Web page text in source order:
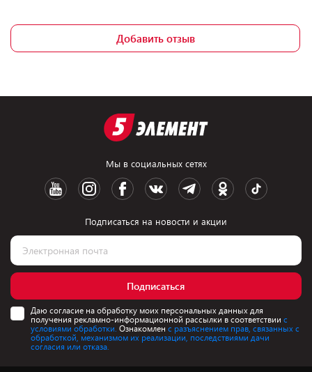
Добавить отзыв
Мы в социальных сетях
Подписаться на новости и акции
Подписаться
Даю согласие на обработку моих персональных данных для
получения рекламно-информационной рассылки в соответствии с
условиями обработки. Ознакомлен с разъяснением прав, связанных с
обработкой, механизмом их реализации, последствиями дачи
согласия или отказа.